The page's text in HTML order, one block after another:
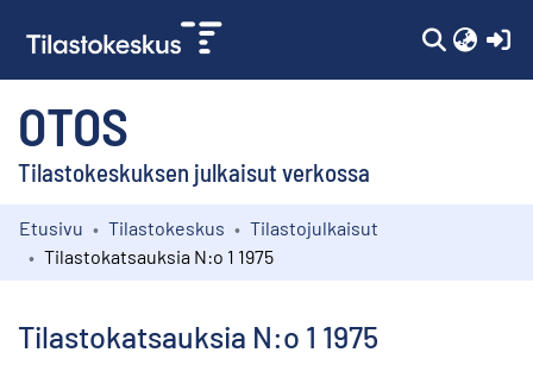
OTOS
Tilastokeskuksen julkaisut verkossa
Kokoelmat
Etusivu Tilastokeskus
Tilastojulkaisut
Tilastokatsauksia N:o 1 1975
Tilastokatsauksia N:o 1 1975